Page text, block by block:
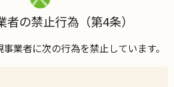
の禁止行為（第4条）
業者に次の行為を禁止しています。